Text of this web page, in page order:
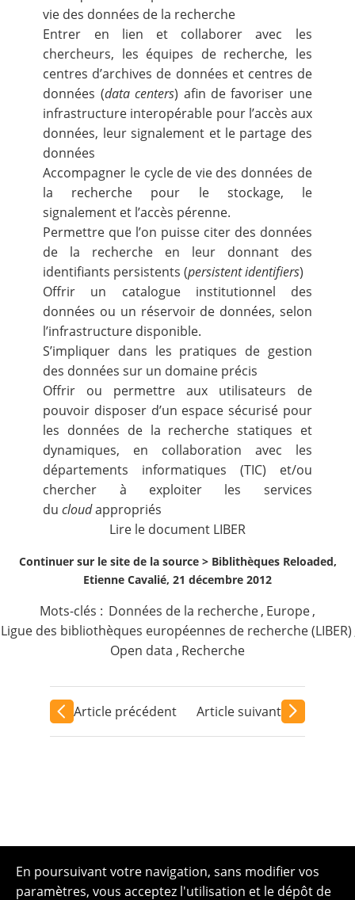
vie des données de la recherche
Entrer en lien et collaborer avec les
chercheurs, les équipes de recherche, les
centres d’archives de données et centres de
données (data centers) afin de favoriser une
infrastructure interopérable pour l’accès aux
données, leur signalement et le partage des
données
Accompagner le cycle de vie des données de
la recherche pour le stockage, le
signalement et l’accès pérenne.
Permettre que l’on puisse citer des données
de la recherche en leur donnant des
identifiants persistents (persistent identifiers)
Offrir un catalogue institutionnel des
données ou un réservoir de données, selon
l’infrastructure disponible.
S’impliquer dans les pratiques de gestion
des données sur un domaine précis
Offrir ou permettre aux utilisateurs de
pouvoir disposer d’un espace sécurisé pour
les données de la recherche statiques et
dynamiques, en collaboration avec les
départements informatiques (TIC) et/ou
chercher à exploiter les services
ducloudappropriés
Lire le document LIBER
Continuer sur le site de la source > Biblithèques Reloaded,
Etienne Cavalié, 21 décembre 2012
Mots-clés : Données de la recherche, Europe,
Ligue des bibliothèques européennes de recherche (LIBER)
Open data , Recherche
Article précédent Article suivant
En poursuivant votre navigation, sans modifier vos
paramètres, vous acceptez l'utilisation et le dépôt de